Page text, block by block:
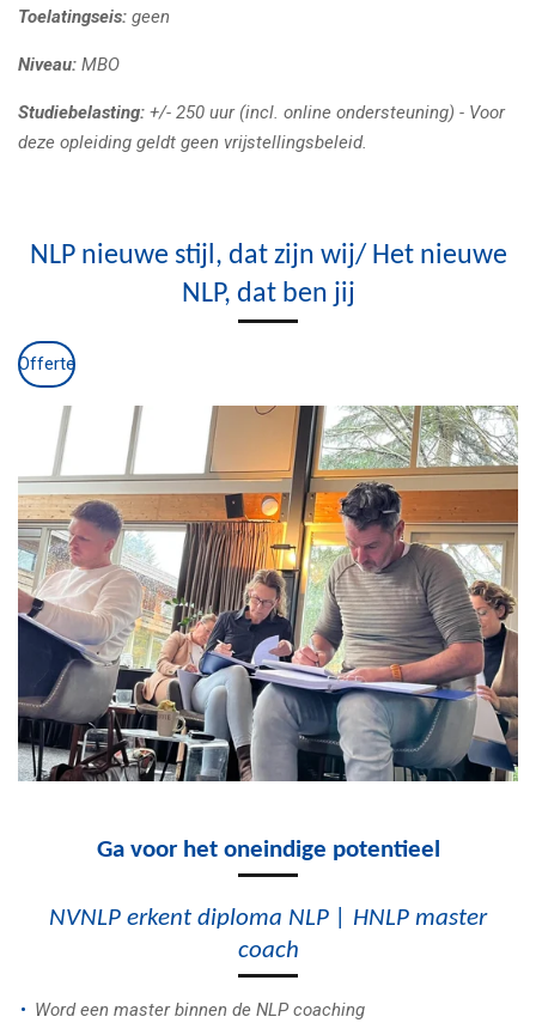
Toelatingseis: geen
Niveau: MBO
Studiebelasting: +/- 250 uur (incl. online ondersteuning) - Voor
deze opleiding geldt geen vrijstellingsbeleid.
NLP nieuwe stijl, dat zijn wij/ Het nieuwe
NLP, dat ben jij
Offerte
Ga voor het oneindige potentieel
NVNLP erkent diploma NLP | HNLP master
coach
Word een master binnen de NLP coaching